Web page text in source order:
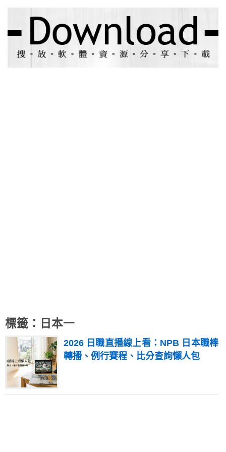
標籤：日本一
2026 日職直播線上看：NPB 日本職棒
轉播、例行賽程、比分查詢懶人包